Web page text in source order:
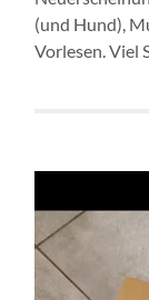
(und Hund),
Vorlesen. Viel